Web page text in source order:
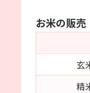
お米の販売
玄
精